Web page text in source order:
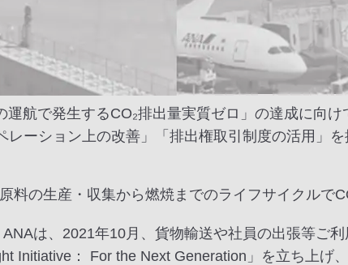
航で発生するCO₂排出量実質ゼロ」の達成に向
ーション上の改善」「排出権取引制度の活用」を
料の生産・収集から燃焼までのライフサイクルで
は、2021年10月、貨物輸送や社員の出張等ご
Initiative： For the Next Generation」を立ち上げ